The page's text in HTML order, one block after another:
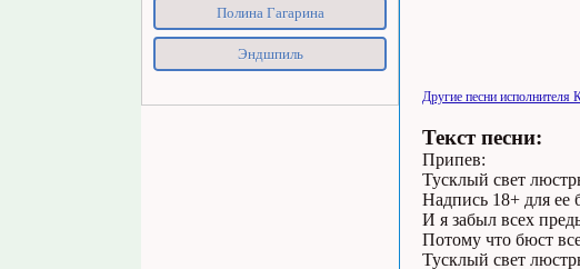
Полина Гагарина
Эндшпиль
Другие песни исполнителя
Текст песни:
Припев:
Тусклый свет
Надпись 18+ для ее
И я забыл всех
Потому что бюст
Тусклый свет